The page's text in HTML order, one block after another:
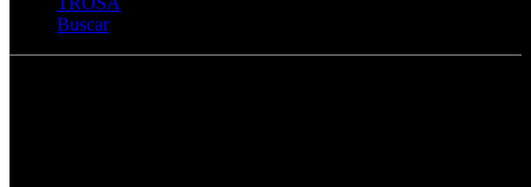
Buscar